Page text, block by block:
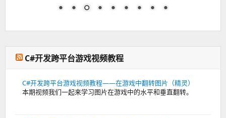
C#开发跨平台游戏视频教程
C#开发跨平台游戏视频教程——在游戏中翻转图片（精灵）
本期视频我们一起来学习图片在游戏中的水平和垂直翻转。